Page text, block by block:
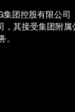
集团控股有限公司
，其接受集团附属
。